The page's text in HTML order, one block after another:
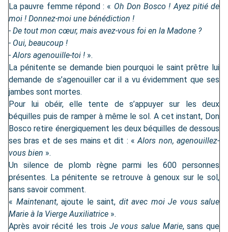
La pauvre femme répond : « Oh Don Bosco ! Ayez pitié de
moi ! Donnez-moi une bénédiction !
- De tout mon cœur, mais avez-vous foi en la Madone ?
- Oui, beaucoup !
- Alors agenouille-toi ! ».
La pénitente se demande bien pourquoi le saint prêtre lui
demande de s’agenouiller car il a vu évidemment que ses
jambes sont mortes.
Pour lui obéir, elle tente de s’appuyer sur les deux
béquilles puis de ramper à même le sol. A cet instant, Don
Bosco retire énergiquement les deux béquilles de dessous
ses bras et de ses mains et dit : «Alors non, agenouillez-
vous bien ».
Un silence de plomb règne parmi les 600 personnes
présentes. La pénitente se retrouve à genoux sur le sol,
sans savoir comment.
« Maintenant, ajoute le saint, dit avec moi Je vous salue
Marie à la Vierge Auxiliatrice ».
Après avoir récité les trois Je vous salue Marie, sans que